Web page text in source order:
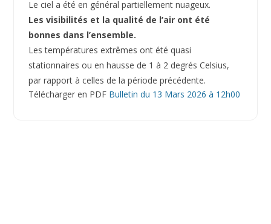
Le ciel a été en général partiellement nuageux.
Les visibilités et la qualité de l’air ont été
bonnes dans l’ensemble.
Les températures extrêmes ont été quasi
stationnaires ou en hausse de 1 à 2 degrés Celsius,
par rapport à celles de la période précédente.
Télécharger en PDF Bulletin du 13 Mars 2026 à 12h00